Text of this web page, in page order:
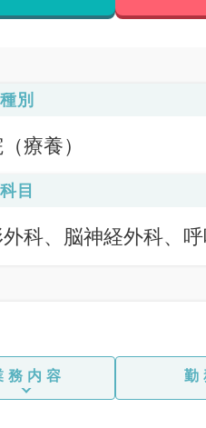
別
療養）
目
科、脳神経外科、呼
一般外科、消化器
不問
務内容 勤